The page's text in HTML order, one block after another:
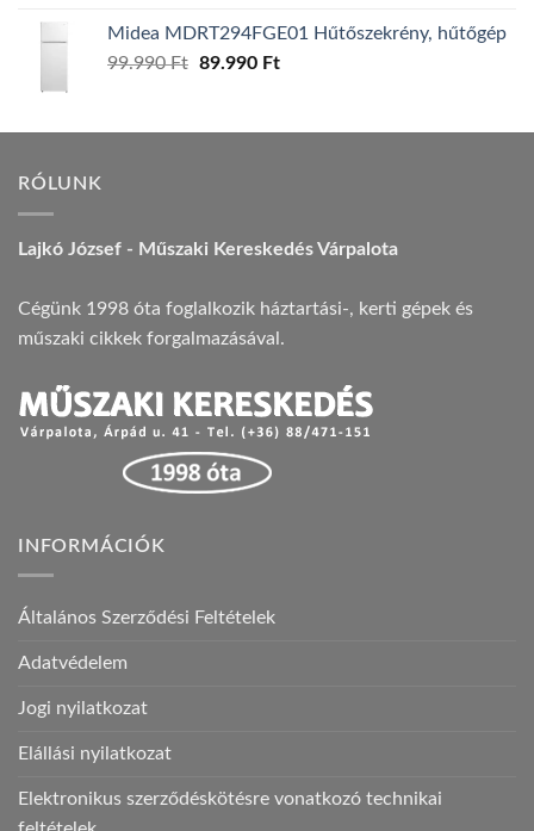
Midea MDRT294FGE01 Hűtőszekrény, hűtőgép
99.990Ft Original
99.990 Ft.
89.990 FtCurrent
89.990 Ft.
RÓLUNK
Lajkó József - Műszaki Kereskedés Várpalota
Cégünk 1998 óta foglalkozik háztartási-, kerti gépek és
műszaki cikkek forgalmazásával.
INFORMÁCIÓK
Általános Szerződési Feltételek
Adatvédelem
Jogi nyilatkozat
Elállási nyilatkozat
Elektronikus szerződéskötésre vonatkozó technikai